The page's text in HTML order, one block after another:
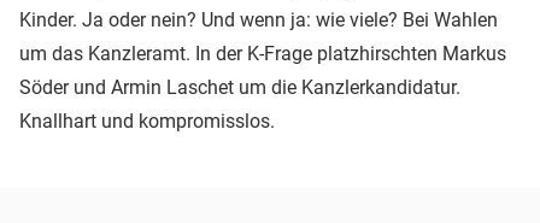
Kinder. Ja oder nein? Und wenn ja: wie viele? Bei Wahlen
um das Kanzleramt. In der K-Frage platzhirschten Markus
Söder und Armin Laschet um die Kanzlerkandidatur.
Knallhart und kompromisslos.